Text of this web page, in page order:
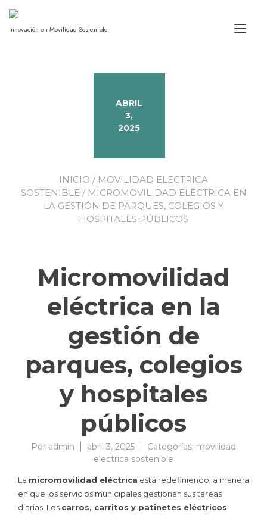
Innovación en Movilidad Sostenible
ABRIL
3,
2025
INICIO / MOVILIDAD ELECTRICA
SOSTENIBLE/ MICROMOVILIDAD ELÉCTRICA EN
LA GESTIÓN DE PARQUES, COLEGIOS Y
HOSPITALES PÚBLICOS
Micromovilidad
eléctrica en la
gestión de
parques, colegios
y hospitales
públicos
Por admin abril 3, 2025 Categorías: movilidad
electrica sostenible
La micromovilidad eléctrica está redefiniendo la manera
en que los servicios municipales gestionan sus tareas
diarias. Los carros, carritos y patinetes eléctricos